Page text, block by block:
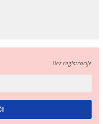
Bez registracije